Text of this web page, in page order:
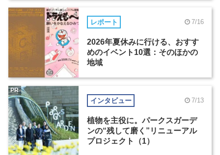
レポート 7/16
2026年夏休みに行ける、おすす
めのイベント10選：そのほかの
地域
インタビュー 7/13
植物を主役に。パークスガーデ
ンの“残して磨く”リニューアル
プロジェクト（1）
PR